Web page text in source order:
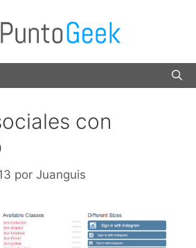
con
por Juanguis